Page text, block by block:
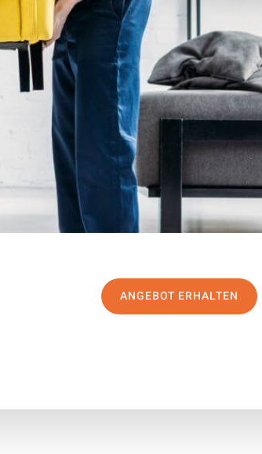
ANGEBOT ERHALTEN